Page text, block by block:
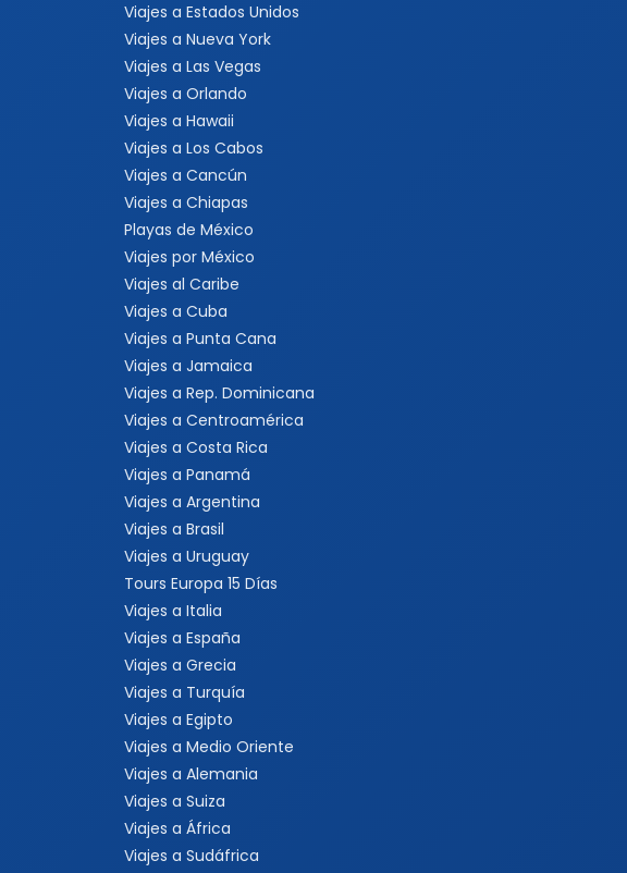
Viajes a Estados Unidos
Viajes a Nueva York
Viajes a Las Vegas
Viajes a Orlando
Viajes a Hawaii
Viajes a Los Cabos
Viajes a Cancún
Viajes a Chiapas
Playas de México
Viajes por México
Viajes al Caribe
Viajes a Cuba
Viajes a Punta Cana
Viajes a Jamaica
Viajes a Rep. Dominicana
Viajes a Centroamérica
Viajes a Costa Rica
Viajes a Panamá
Viajes a Argentina
Viajes a Brasil
Viajes a Uruguay
Tours Europa 15 Días
Viajes a Italia
Viajes a España
Viajes a Grecia
Viajes a Turquía
Viajes a Egipto
Viajes a Medio Oriente
Viajes a Alemania
Viajes a Suiza
Viajes a África
Viajes a Sudáfrica